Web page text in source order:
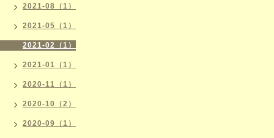
2021-08（1）
2021-05（1）
2021-02（1）
2021-01（1）
2020-11（1）
2020-10（2）
2020-09（1）